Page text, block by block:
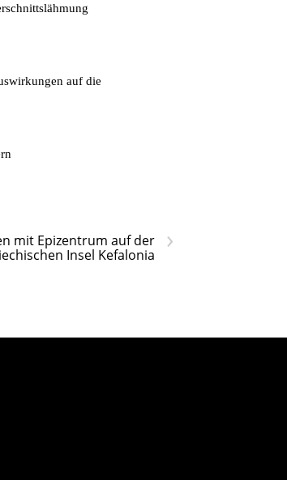
auf die
›
mit Epizentrum auf der
Insel Kefalonia